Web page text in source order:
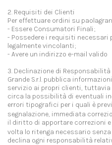
2. Requisiti dei Clienti
Per effettuare ordini su
- Essere Consumatori Finali;
- Possedere i requisiti
legalmente vincolanti;
- Avere un indirizzo e-mail valido
3. Declinazione di Responsabilità
Grande S.r.l. pubblica
servizio ai propri clienti,
circa la possibilità di eventuali
errori tipografici per i quali è
segnalazione, immediata
il diritto di apportare correzioni
volta lo ritenga necessario
declina ogni responsabilità